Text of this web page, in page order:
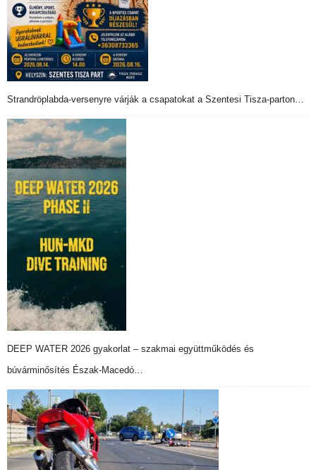
Strandröplabda-versenyre várják a csapatokat a Szentesi Tisza-parton…
DEEP WATER 2026 gyakorlat – szakmai együttműködés és
búvárminősítés Észak-Macedó…